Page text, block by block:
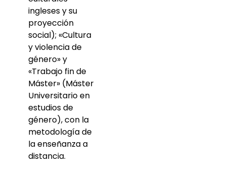
ingleses y su
proyección
social); «Cultura
y violencia de
género» y
«Trabajo fin de
Máster» (Máster
Universitario en
estudios de
género), con la
metodología de
la enseñanza a
distancia.